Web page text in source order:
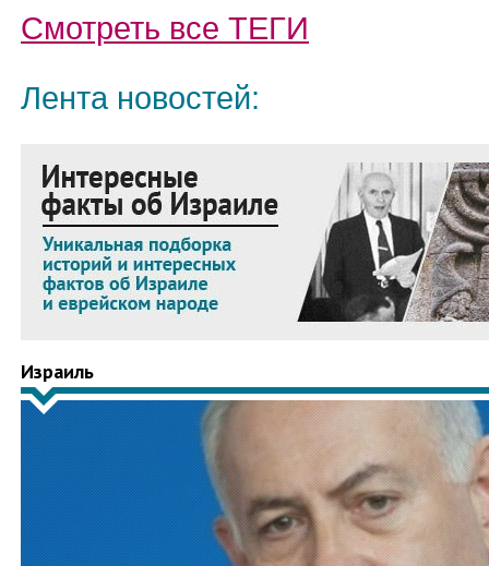
Смотреть все ТЕГИ
Лента новостей:
Израиль